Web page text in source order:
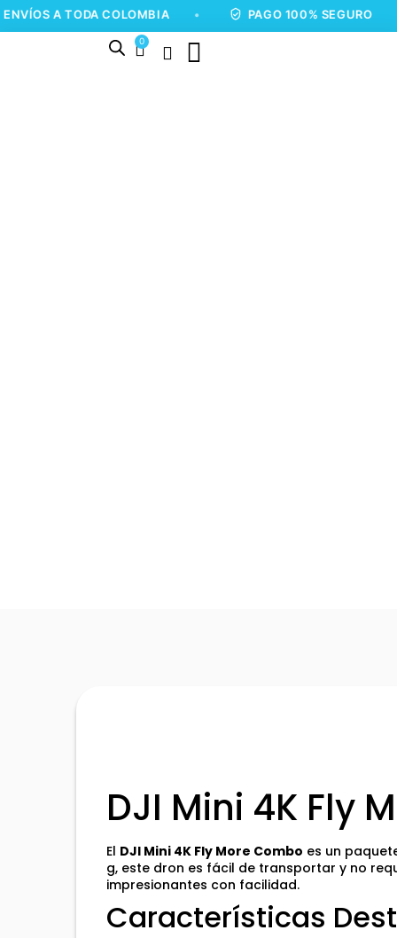
TODA COLOMBIA • PAGO 100% SEGURO •
0
DJI Mini 4K Fly
El DJI Mini 4K Fly More Combo es un
g, este dron es fácil de transportar y no
impresionantes con facilidad.
Características